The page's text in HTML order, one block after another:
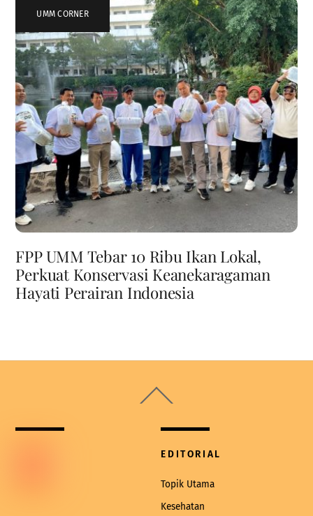
UMM CORNER
FPP UMM Tebar 10 Ribu Ikan Lokal,
Perkuat Konservasi Keanekaragaman
Hayati Perairan Indonesia
To
EDITORIAL
Topik Utama
Kesehatan